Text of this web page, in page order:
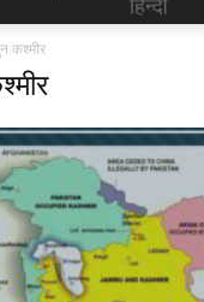
कश्मीर